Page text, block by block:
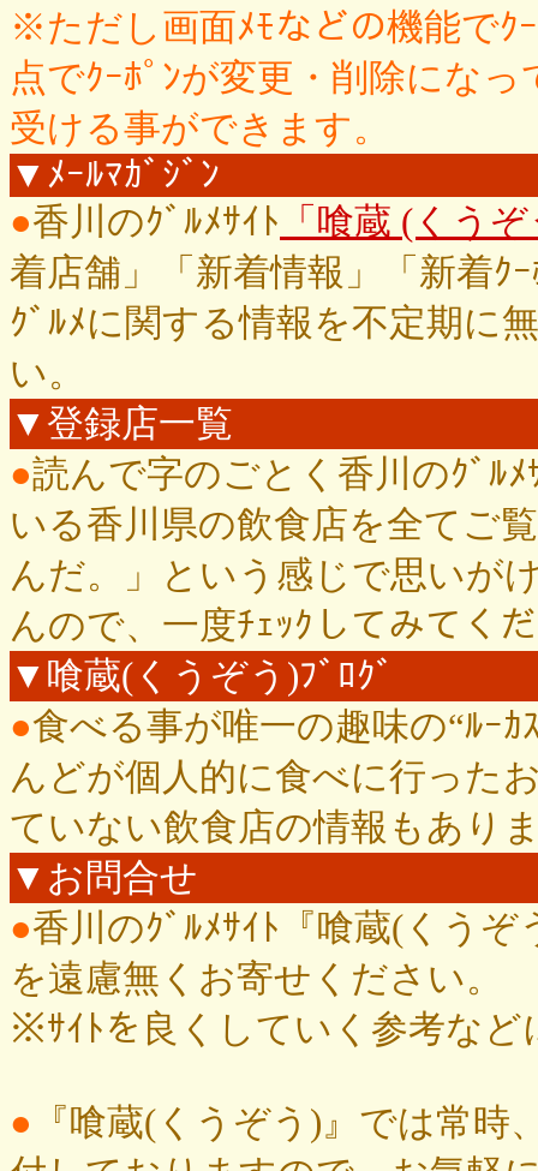
※ただし画面ﾒﾓなどの機能でｸ
点でｸｰﾎﾟﾝが変更・削除にな
受ける事ができます。
▼ﾒｰﾙﾏｶﾞｼﾞﾝ
●香川のｸﾞﾙﾒｻｲﾄ 「喰蔵 (くう
着店舗」「新着情報」「新着ｸ
ｸﾞﾙﾒに関する情報を不定期に
い。
▼登録店一覧
●読んで字のごとく香川のｸﾞﾙ
いる香川県の飲食店を全てご
んだ。」という感じで思いが
んので、一度ﾁｪｯｸしてみてく
▼喰蔵(くうぞう)ﾌﾞﾛｸﾞ
●食べる事が唯一の趣味の“ﾙｰ
んどが個人的に食べに行った
ていない飲食店の情報もあり
▼お問合せ
●香川のｸﾞﾙﾒｻｲﾄ『喰蔵(くう
を遠慮無くお寄せください。
※ｻｲﾄを良くしていく参考な
● 『喰蔵(くうぞう)』では常